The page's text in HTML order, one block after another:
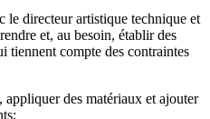
le directeur artistique technique et
et, au besoin, établir des
tiennent compte des contraintes
appliquer des matériaux et ajouter